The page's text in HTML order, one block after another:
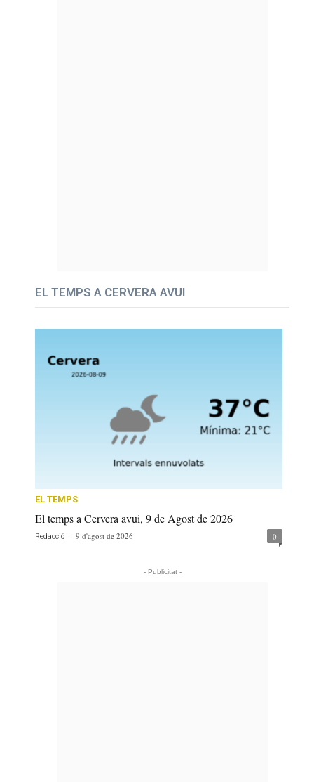
EL TEMPS A CERVERA AVUI
EL TEMPS
El temps a Cervera avui, 9 de Agost de 2026
Redacció - 9 d'agost de 2026 0
- Publicitat -